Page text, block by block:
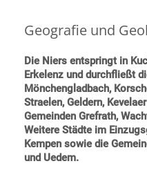
Geografie und
Die Niers entspringt in
Erkelenz und durchfließt
Mönchengladbach,
Straelen, Geldern,
Gemeinden Grefrath,
Weitere Städte im
Kempen sowie die
und Uedem.